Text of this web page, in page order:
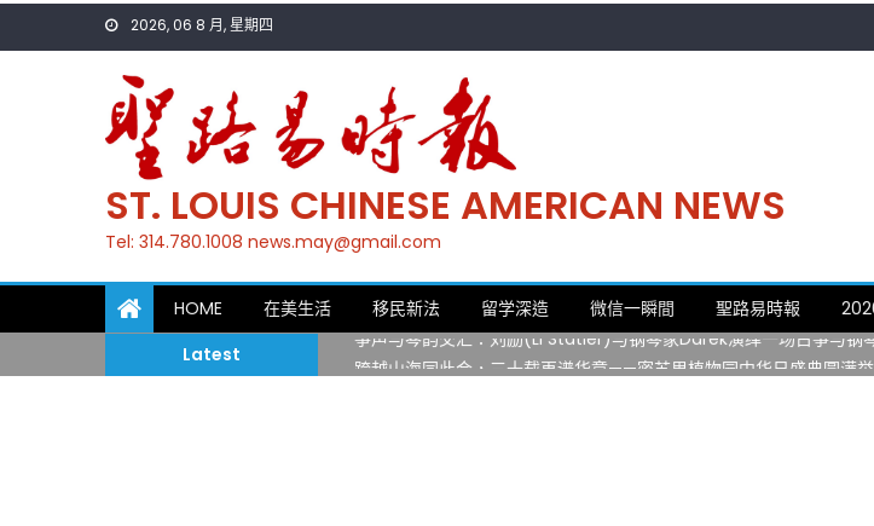
2026, 06 8 月, 星期四
ST. LOUIS CHINESE AMERICAN NEWS
Tel: 314.780.1008 news.may@gmail.com
HOME 在美生活 移民新法 留学深造 微信一瞬間 聖路易時報
Latest
一晃三十年，初夏又相逢。中华日，等你来赴约 —— 密苏里植物园“
筝声与琴韵交汇：刘励(Li Statler)与钢琴家Darek演绎一场古筝与钢
跨越山海同此会，三十载再谱华章——密苏里植物园中华日盛典圆满